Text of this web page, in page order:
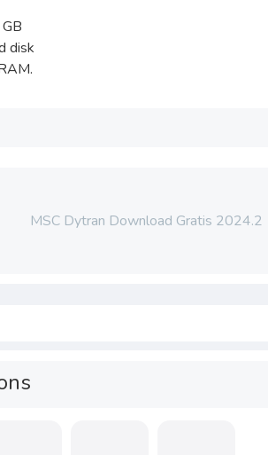
disk
MSC Dytran Download Gratis 2024.2